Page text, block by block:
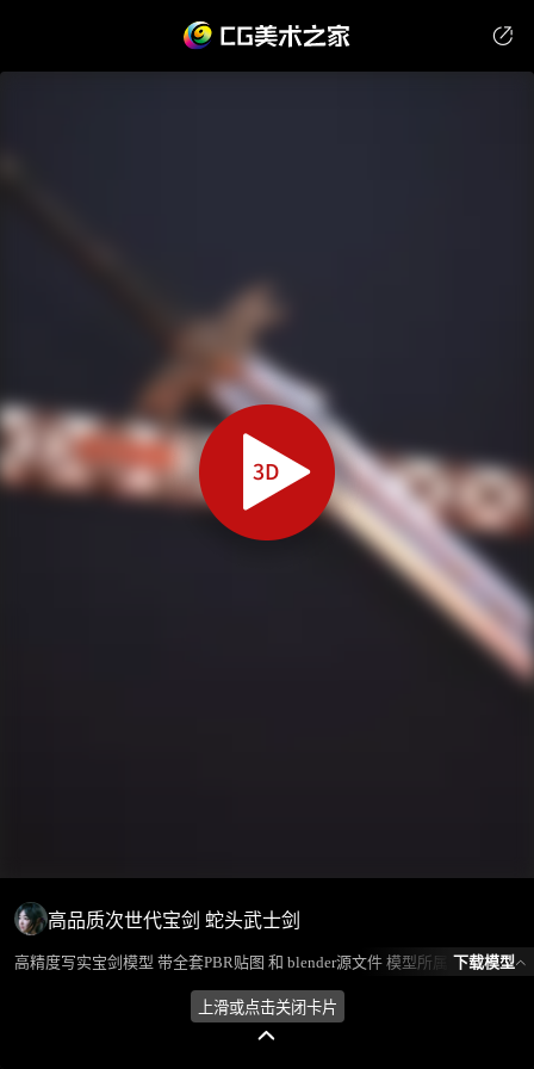
高品质次世代宝剑 蛇头武士剑
高精度写实宝剑模型 带全套PBR贴图 和 blender源文件 模型所属分类为“军事装备-冷兵器”，模型风格为写实，模型ID为101234，本模型由设计师 放羊娃的春天 在2024-08-18 14:31:23上传，含.fbx，.gltf，.blend(Blender)相关源文件下载格式，点数为11110，面数为16616，材质数为2，贴图数为8，CG美术之家持续为您更新与数字孪生、影视动画和游戏VR等相关优质资源。
下载模型
上滑或点击关闭卡片